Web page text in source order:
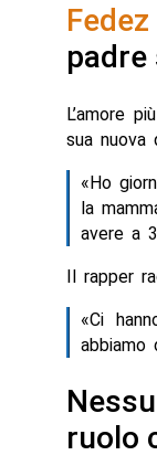
Fedez
padre
L’amore
sua nuova
«Ho
la
avere a
Il rapper
«Ci
abbiamo
ruolo